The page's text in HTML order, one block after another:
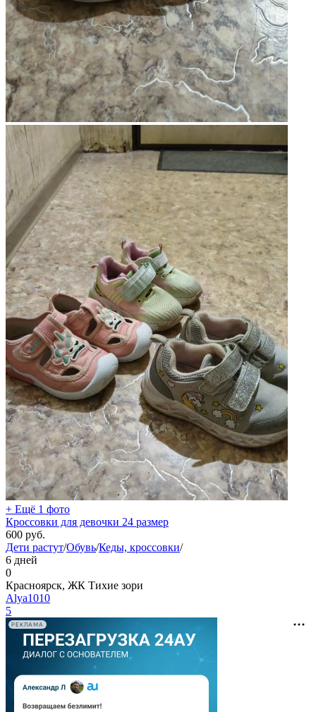
+ Ещё 1 фото
Кроссовки для девочки 24 размер
600 руб.
Дети растут/Обувь/Кеды, кроссовки/
6 дней
0
Красноярск, ЖК Тихие зори
Alya1010
5
РЕКЛАМА